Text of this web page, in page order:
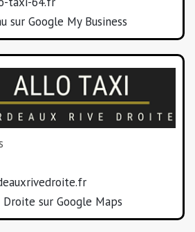
sur Google My Business
Droite sur Google Maps